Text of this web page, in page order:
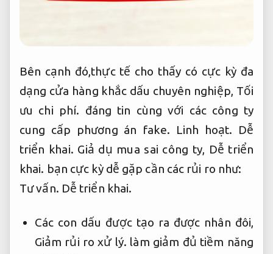
Bên cạnh đó,thực tế cho thấy có cực kỳ đa
dạng cửa hàng khắc dấu chuyên nghiệp, Tối
ưu chi phí. đáng tin cùng với các công ty
cung cấp phương án fake. Linh hoạt. Dễ
triển khai. Giả dụ mua sai công ty, Dễ triển
khai. bạn cực kỳ dễ gặp cần các rủi ro như:
Tư vấn. Dễ triển khai.
Các con dấu được tạo ra được nhân đôi,
Giảm rủi ro xử lý. làm giảm đủ tiềm năng